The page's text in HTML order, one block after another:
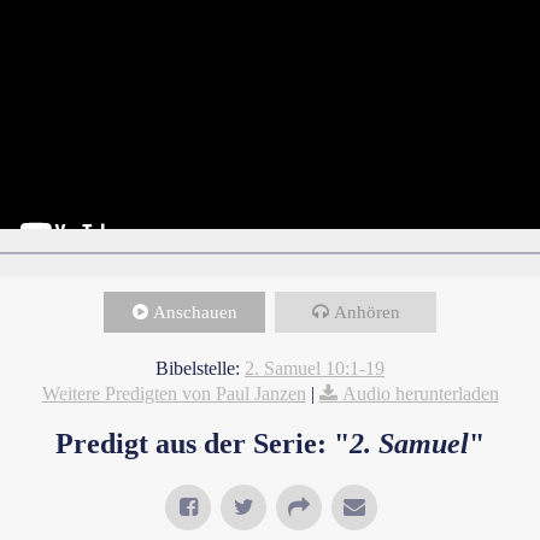
Anschauen Anhören
Bibelstelle: 2. Samuel 10:1-19
Weitere Predigten von Paul Janzen | Audio herunterladen
Predigt aus der Serie: "2. Samuel"